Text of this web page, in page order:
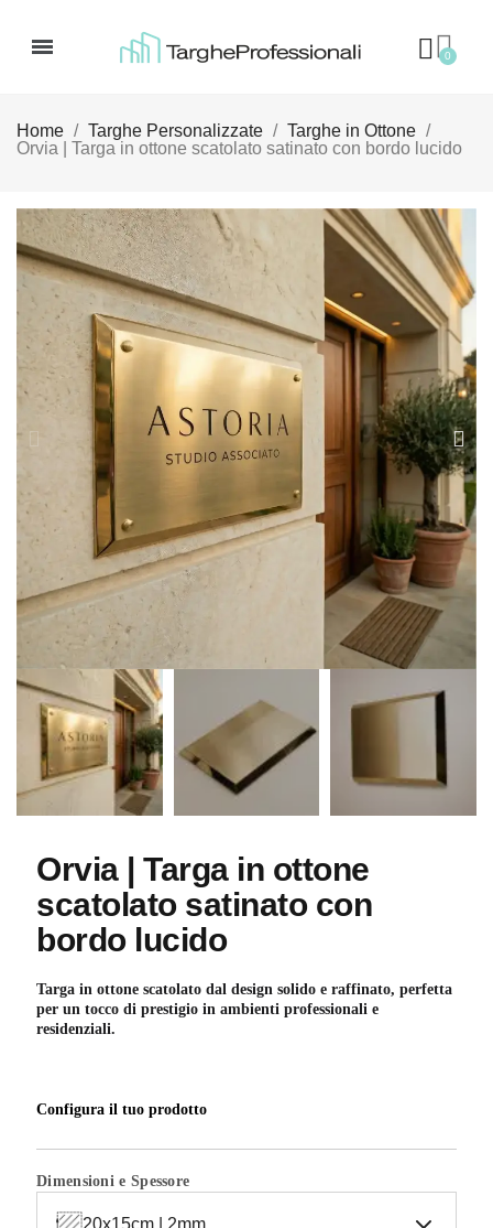
Home Targhe Personalizzate
Targhe in Ottone
Orvia | Targa in ottone scatolato satinato con bordo lucido
Orvia | Targa in ottone
scatolato satinato con
bordo lucido
Targa in ottone scatolato dal design solido e raffinato, perfetta
per un tocco di prestigio in ambienti professionali e
residenziali.
Configura il tuo prodotto
Dimensioni e Spessore
20x15cm | 2mm